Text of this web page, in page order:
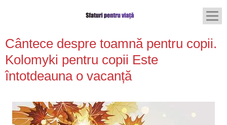
Cântece despre toamnă pentru copii.
Kolomyki pentru copii Este
întotdeauna o vacanță